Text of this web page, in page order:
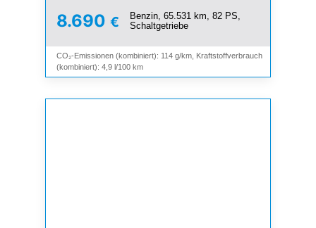
8.690 €
Benzin, 65.531 km, 82 PS,
Schaltgetriebe
CO₂-Emissionen (kombiniert): 114 g/km, Kraftstoffverbrauch
(kombiniert): 4,9 l/100 km